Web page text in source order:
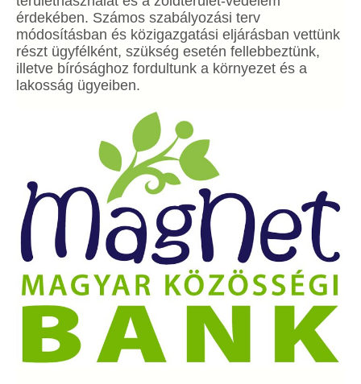
érdekében. Számos szabályozási terv
módosításban és közigazgatási eljárásban vettünk
részt ügyfélként, szükség esetén fellebbeztünk,
illetve bírósághoz fordultunk a környezet és a
lakosság ügyeiben.